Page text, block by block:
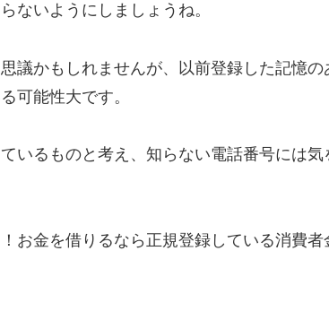
ないようにしましょうね。
議かもしれませんが、以前登録した記憶の
可能性大です。
いるものと考え、知らない電話番号には気
お金を借りるなら正規登録している消費者